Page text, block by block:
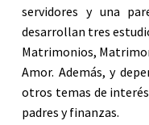
servidores y una
desarrollan tres
Matrimonios,
Amor. Además, y
otros temas de
padres y finanzas.